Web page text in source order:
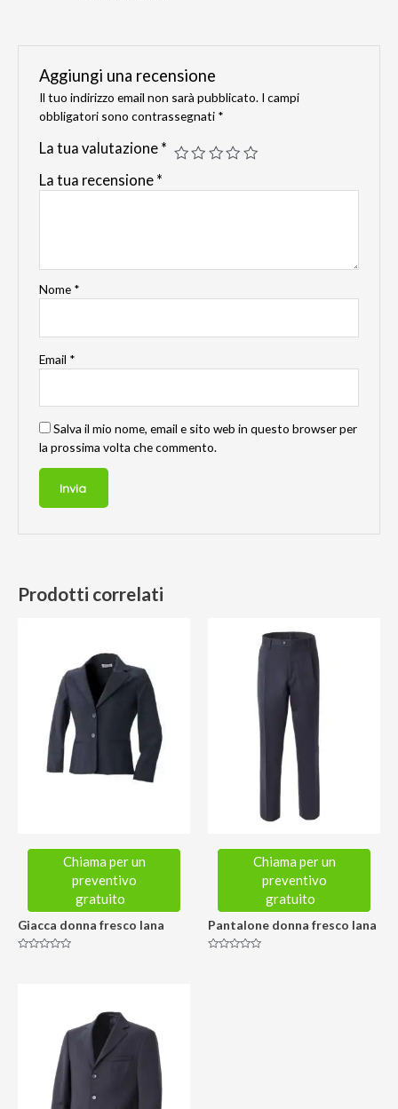
Aggiungi una recensione
Il tuo indirizzo email non sarà pubblicato. I campi
obbligatori sono contrassegnati *
La tua valutazione *
La tua recensione *
Nome *
Email *
Salva il mio nome, email e sito web in questo browser per
la prossima volta che commento.
Prodotti correlati
Chiama per un
preventivo
gratuito
Giacca donna fresco lana
Chiama per un
preventivo
gratuito
Pantalone donna fresco lana